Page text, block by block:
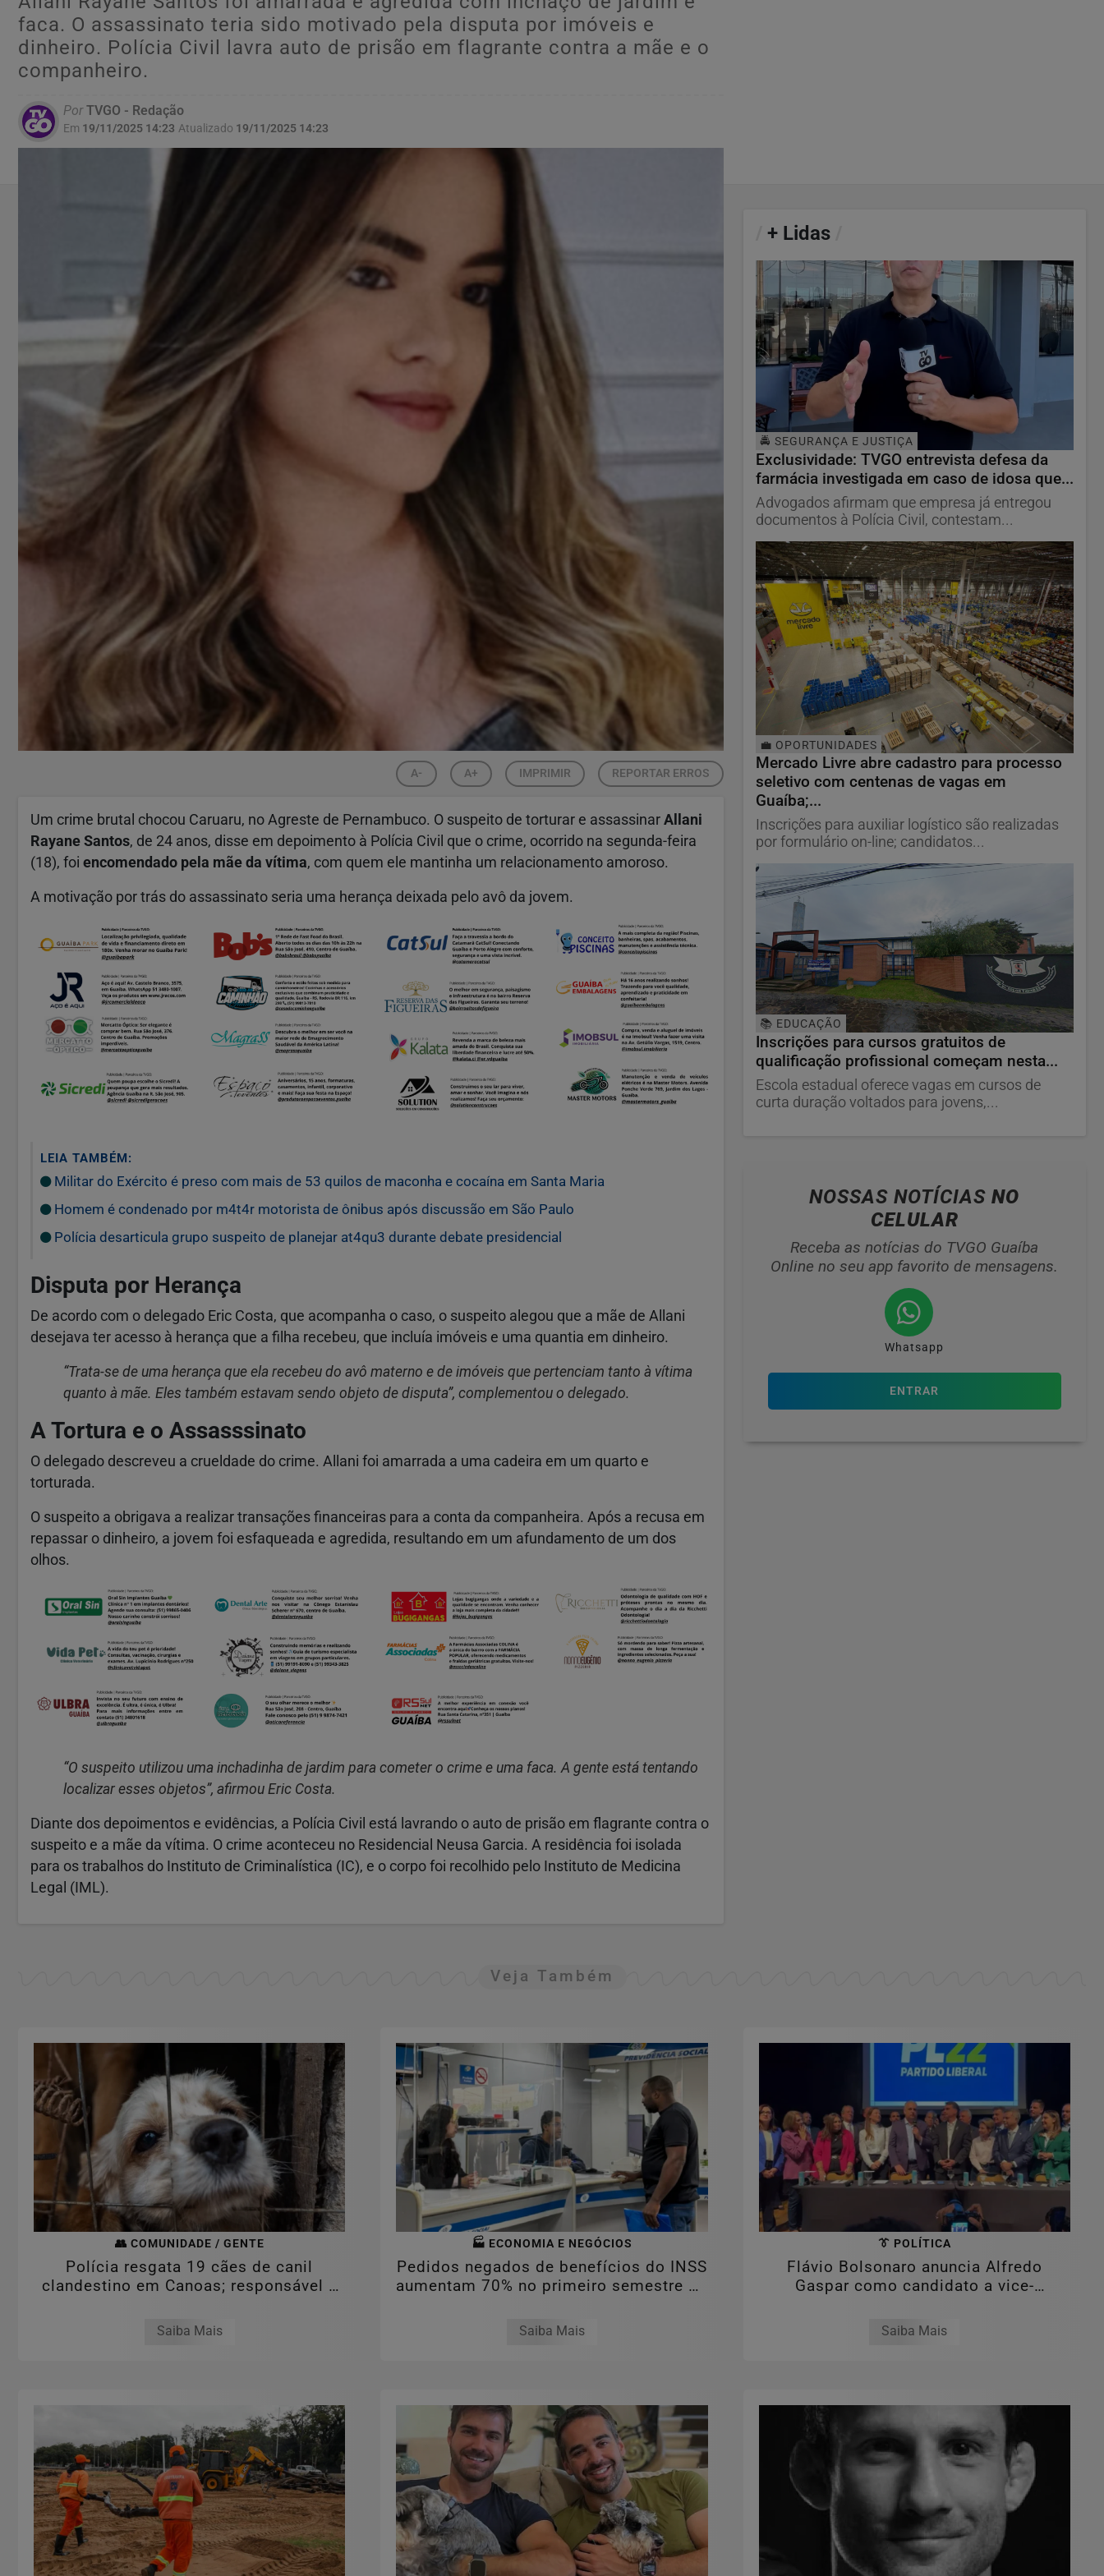
faca. O assassinato teria sido motivado pela disputa por imóveis e
dinheiro. Polícia Civil lavra auto de prisão em flagrante contra a mãe e o
companheiro.
PorTVGO - Redação
Em 19/11/2025 14:23 Atualizado 19/11/2025 14:23
A- A+ IMPRIMIR REPORTAR ERROS
Um crime brutal chocou Caruaru, no Agreste de Pernambuco. O suspeito de torturar e assassinar Allani
Rayane Santos, de 24 anos, disse em depoimento à Polícia Civil que o crime, ocorrido na segunda-feira
(18), foi encomendado pela mãe da vítima, com quem ele mantinha um relacionamento amoroso.
A motivação por trás do assassinato seria uma herança deixada pelo avô da jovem.
LEIA TAMBÉM:
Militar do Exército é preso com mais de 53 quilos de maconha e cocaína em Santa Maria
Homem é condenado por m4t4r motorista de ônibus após discussão em São Paulo
Polícia desarticula grupo suspeito de planejar at4qu3 durante debate presidencial
Disputa por Herança
De acordo com o delegado Eric Costa, que acompanha o caso, o suspeito alegou que a mãe de Allani
desejava ter acesso à herança que a filha recebeu, que incluía imóveis e uma quantia em dinheiro.
“Trata-se de uma herança que ela recebeu do avô materno e de imóveis que pertenciam tanto à vítima
quanto à mãe. Eles também estavam sendo objeto de disputa”, complementou o delegado.
A Tortura e o Assasssinato
O delegado descreveu a crueldade do crime. Allani foi amarrada a uma cadeira em um quarto e
torturada.
O suspeito a obrigava a realizar transações financeiras para a conta da companheira. Após a recusa em
repassar o dinheiro, a jovem foi esfaqueada e agredida, resultando em um afundamento de um dos
olhos.
“O suspeito utilizou uma inchadinha de jardim para cometer o crime e uma faca. A gente está tentando
localizar esses objetos”, afirmou Eric Costa.
Diante dos depoimentos e evidências, a Polícia Civil está lavrando o auto de prisão em flagrante contra o
suspeito e a mãe da vítima. O crime aconteceu no Residencial Neusa Garcia. A residência foi isolada
para os trabalhos do Instituto de Criminalística (IC), e o corpo foi recolhido pelo Instituto de Medicina
Legal (IML).
+ Lidas
🚔 SEGURANÇA E JUSTIÇA
Exclusividade: TVGO entrevista defesa da
farmácia investigada em caso de idosa que...
Advogados afirmam que empresa já entregou
documentos à Polícia Civil, contestam...
💼 OPORTUNIDADES
Mercado Livre abre cadastro para processo
seletivo com centenas de vagas em
Guaíba;...
Inscrições para auxiliar logístico são realizadas
por formulário on-line; candidatos...
📚 EDUCAÇÃO
Inscrições para cursos gratuitos de
qualificação profissional começam nesta...
Escola estadual oferece vagas em cursos de
curta duração voltados para jovens,...
NOSSAS NOTÍCIASNO
CELULAR
Receba as notícias do TVGO Guaíba
Online no seu app favorito de mensagens.
Whatsapp
ENTRAR
Veja Também
👥 COMUNIDADE / GENTE
Polícia resgata 19 cães de canil
clandestino em Canoas; responsável é
Saiba Mais
🏭 ECONOMIA E NEGÓCIOS
Pedidos negados de benefícios do INSS
aumentam 70% no primeiro semestre de
Saiba Mais
👔 POLÍTICA
Flávio Bolsonaro anuncia Alfredo
Gaspar como candidato a vice-
Saiba Mais